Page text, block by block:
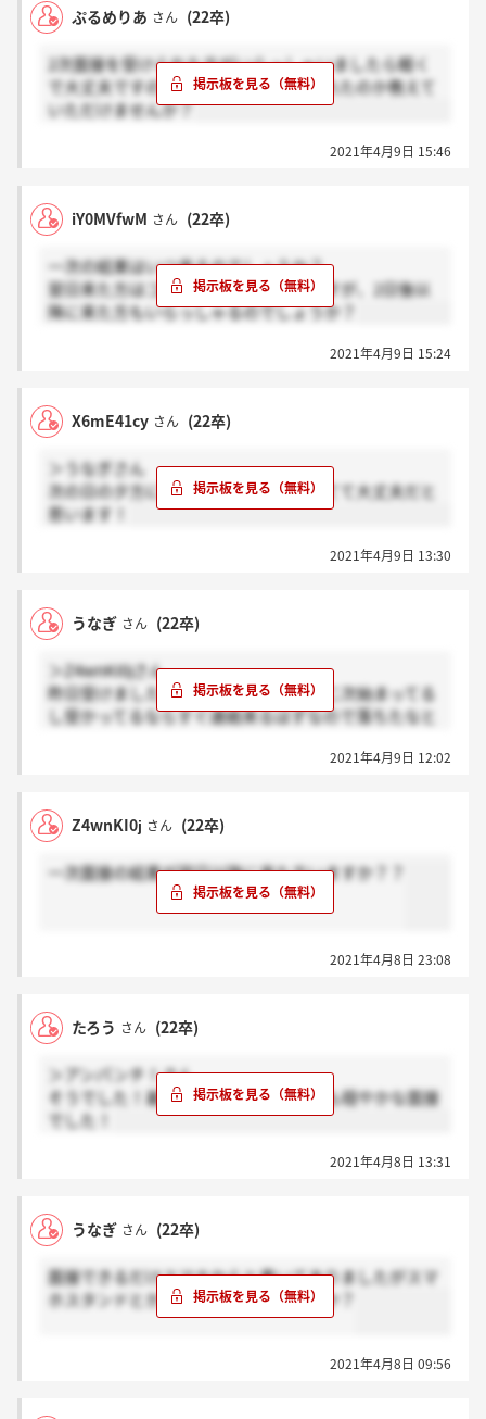
ぷるめりあ さん (22卒)
2次面接を受けられた方がいらっしゃいましたら軽く
で大丈夫ですので、どんな内容を聞かれたのか教えて
いただけませんか？
2021年4月9日 15:46
iY0MVfwM さん (22卒)
一次の結果はいつ来るのでしょうか？
翌日来た方はコメントで拝見したのですが、2日後以
降に来た方もいらっしゃるのでしょうか？
2021年4月9日 15:24
X6mE41cy さん (22卒)
＞うなぎさん
次の日の夕方にきましたよ～まだ待ってて大丈夫だと
思います！
2021年4月9日 13:30
うなぎ さん (22卒)
＞Z4wnKI0jさん
昨日受けましたがまだ来てないです…二次始まってる
し受かってるならすぐ連絡来るはずなので落ちたなと
2021年4月9日 12:02
Z4wnKI0j さん (22卒)
一次面接の結果が翌日以降に来た方いますか？？
2021年4月8日 23:08
たろう さん (22卒)
＞アンパンチ！さん
そうでした！基本的にES中心で、とても穏やかな面接
でした！
2021年4月8日 13:31
うなぎ さん (22卒)
面接できるだけスマホからと書いてありましたがスマ
ホスタンドとかなくても大丈夫でしたか？
2021年4月8日 09:56